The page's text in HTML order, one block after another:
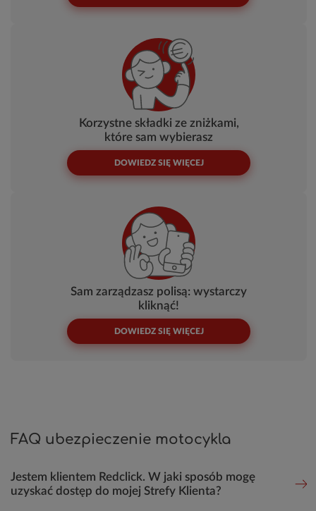
Korzystne składki ze zniżkami,
które sam wybierasz
DOWIEDZ SIĘ WIĘCEJ
Sam zarządzasz polisą: wystarczy
kliknąć!
DOWIEDZ SIĘ WIĘCEJ
FAQ ubezpieczenie motocykla
Jestem klientem Redclick. W jaki sposób mogę
uzyskać dostęp do mojej Strefy Klienta?